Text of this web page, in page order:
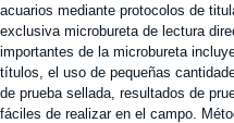
acuarios mediante protocolos de
exclusiva microbureta de lectura
importantes de la microbureta
títulos, el uso de pequeñas
de prueba sellada, resultados de
fáciles de realizar en el campo.